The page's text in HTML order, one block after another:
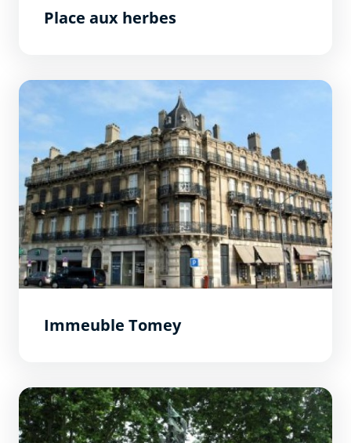
Place aux herbes
Immeuble Tomey
Immeuble Tomey
Monument aux morts &quot;Les Audois&quot;